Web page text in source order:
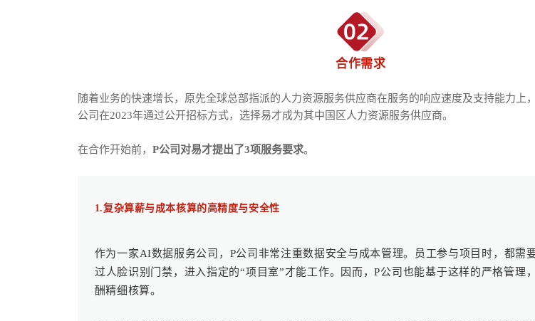
合作需求
随着业务的快速增长，原先全球总部指派的人力资源服务供应商在服务的响应速度及支持能力上
公司在2023年通过公开招标方式，选择易才成为其中国区人力资源服务供应商。
在合作开始前， P公司对易才提出了3项服务要求。
1.复杂算薪与成本核算的高精度与安全性
作为一家AI数据服务公司，P公司非常注重数据安全与成本管理。员工参与项目时，都需
过人脸识别门禁，进入指定的“项目室”才能工作。因而，P公司也能基于这样的严格管理
酬精细核算。